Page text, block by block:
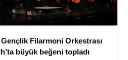
Filarmoni Orkestrası
büyük beğeni topladı